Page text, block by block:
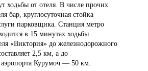
ходьбы от отеля. В числе прочих
бар, круглосуточная стойка
парковщика. Станция метро
в 15 минутах ходьбы.
«Виктория» до железнодорожного
2,5 км, а до
Курумоч — 50 км.